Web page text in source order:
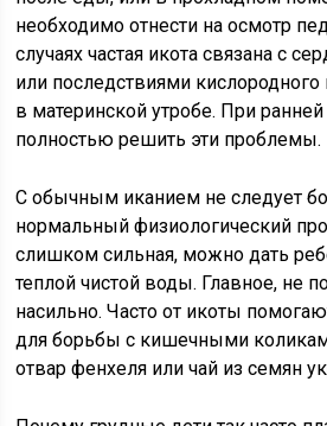
необходимо отнести на осмотр
случаях частая икота связана с
или последствиями кислородного
в материнской утробе. При
полностью решить эти проблемы.
С обычным иканием не следует
нормальный физиологический
слишком сильная, можно дать
теплой чистой воды. Главное, не
насильно. Часто от икоты
для борьбы с кишечными
отвар фенхеля или чай из семян